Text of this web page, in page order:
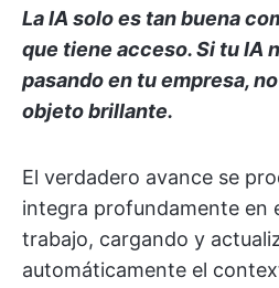
La IA solo es tan buena
que tiene acceso. Si tu IA
pasando en tu empresa,
objeto brillante.
El verdadero avance se
integra profundamente en
trabajo, cargando y
automáticamente el